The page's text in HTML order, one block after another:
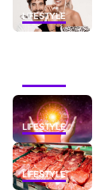
LIFESTYLE
LIFESTYLE
LIFESTYLE